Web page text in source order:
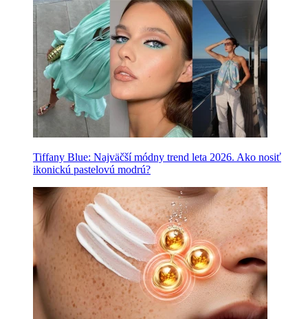
Tiffany Blue: Najväčší módny trend leta 2026. Ako nosiť
ikonickú pastelovú modrú?